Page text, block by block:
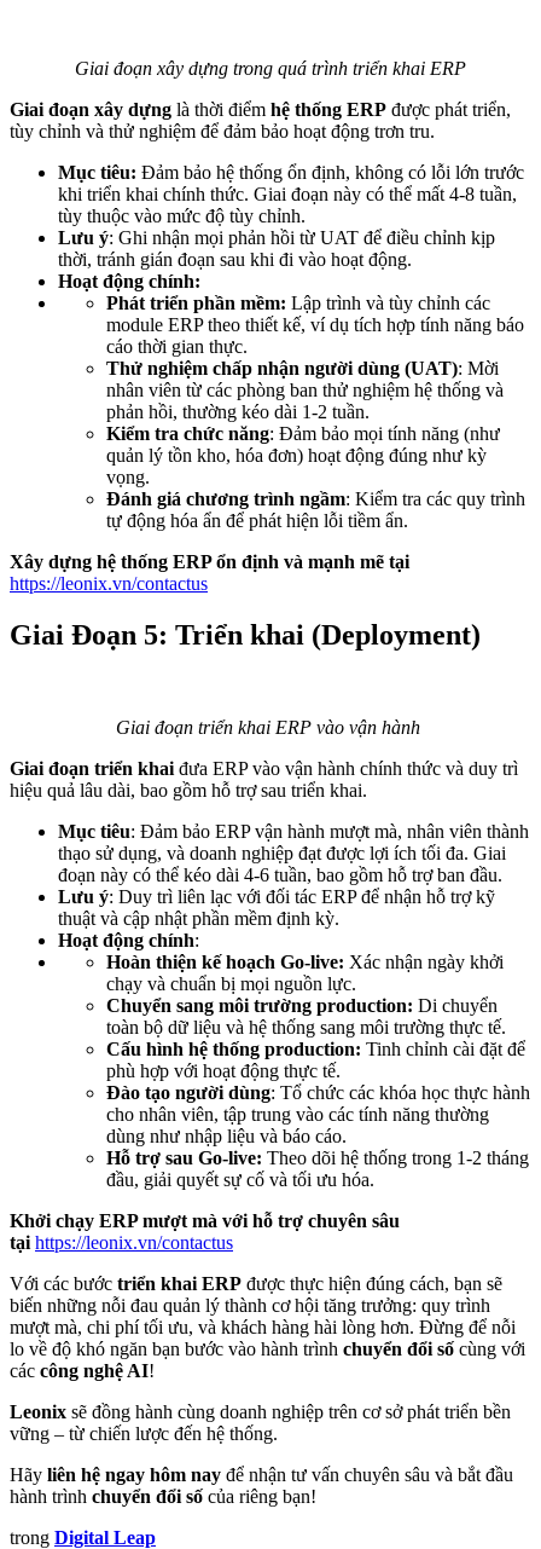
Giai đoạn xây dựng trong quá trình triển khai ERP
Giai đoạn xây dựng là thời điểm hệ thống ERP được phát triển,
tùy chỉnh và thử nghiệm để đảm bảo hoạt động trơn tru.
Mục tiêu: Đảm bảo hệ thống ổn định, không có lỗi lớn trước
khi triển khai chính thức. Giai đoạn này có thể mất 4-8 tuần,
tùy thuộc vào mức độ tùy chỉnh.
Lưu ý: Ghi nhận mọi phản hồi từ UAT để điều chỉnh kịp
thời, tránh gián đoạn sau khi đi vào hoạt động.
Hoạt động chính:
Phát triển phần mềm: Lập trình và tùy chỉnh các
module ERP theo thiết kế, ví dụ tích hợp tính năng báo
cáo thời gian thực.
Thử nghiệm chấp nhận người dùng (UAT): Mời
nhân viên từ các phòng ban thử nghiệm hệ thống và
phản hồi, thường kéo dài 1-2 tuần.
Kiểm tra chức năng: Đảm bảo mọi tính năng (như
quản lý tồn kho, hóa đơn) hoạt động đúng như kỳ
vọng.
Đánh giá chương trình ngầm: Kiểm tra các quy trình
tự động hóa ẩn để phát hiện lỗi tiềm ẩn.
Xây dựng hệ thống ERP ổn định và mạnh mẽ tại
https://leonix.vn/contactus
Giai Đoạn 5: Triển khai (Deployment)
Giai đoạn triển khai ERP vào vận hành​
Giai đoạn triển khai đưa ERP vào vận hành chính thức và duy trì
hiệu quả lâu dài, bao gồm hỗ trợ sau triển khai.
Mục tiêu: Đảm bảo ERP vận hành mượt mà, nhân viên thành
thạo sử dụng, và doanh nghiệp đạt được lợi ích tối đa. Giai
đoạn này có thể kéo dài 4-6 tuần, bao gồm hỗ trợ ban đầu.
Lưu ý: Duy trì liên lạc với đối tác ERP để nhận hỗ trợ kỹ
thuật và cập nhật phần mềm định kỳ.
Hoạt động chính:
Hoàn thiện kế hoạch Go-live: Xác nhận ngày khởi
chạy và chuẩn bị mọi nguồn lực.
Chuyển sang môi trường production: Di chuyển
toàn bộ dữ liệu và hệ thống sang môi trường thực tế.
Cấu hình hệ thống production: Tinh chỉnh cài đặt để
phù hợp với hoạt động thực tế.
Đào tạo người dùng: Tổ chức các khóa học thực hành
cho nhân viên, tập trung vào các tính năng thường
dùng như nhập liệu và báo cáo.
Hỗ trợ sau Go-live: Theo dõi hệ thống trong 1-2 tháng
đầu, giải quyết sự cố và tối ưu hóa.
Khởi chạy ERP mượt mà với hỗ trợ chuyên sâu
tại https://leonix.vn/contactus
Với các bước triển khai ERP được thực hiện đúng cách, bạn sẽ
biến những nỗi đau quản lý thành cơ hội tăng trưởng: quy trình
mượt mà, chi phí tối ưu, và khách hàng hài lòng hơn. Đừng để nỗi
lo về độ khó ngăn bạn bước vào hành trình chuyển đổi số cùng với
các công nghệ AI!
Leonix sẽ đồng hành cùng doanh nghiệp trên cơ sở phát triển bền
vững – từ chiến lược đến hệ thống.
Hãy liên hệ ngay hôm nay để nhận tư vấn chuyên sâu và bắt đầu
hành trình chuyển đổi số của riêng bạn!
trong Digital Leap